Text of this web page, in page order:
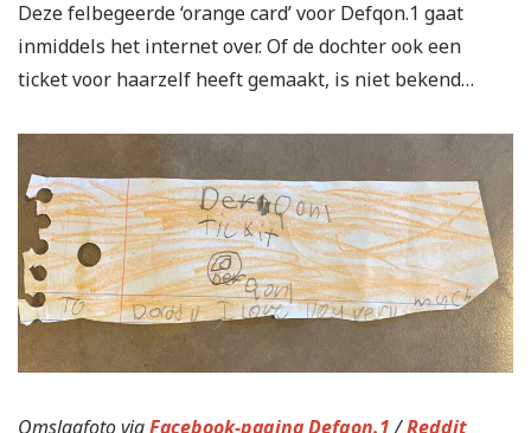
Deze felbegeerde ‘orange card’ voor Defqon.1 gaat
inmiddels het internet over. Of de dochter ook een
ticket voor haarzelf heeft gemaakt, is niet bekend…
Omslagfoto viaFacebook-pagina Defqon.1 /Reddit